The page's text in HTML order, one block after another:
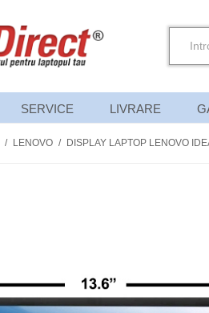
SERVICE LIVRARE
/ LENOVO / DISPLAY LAPTOP LENOVO